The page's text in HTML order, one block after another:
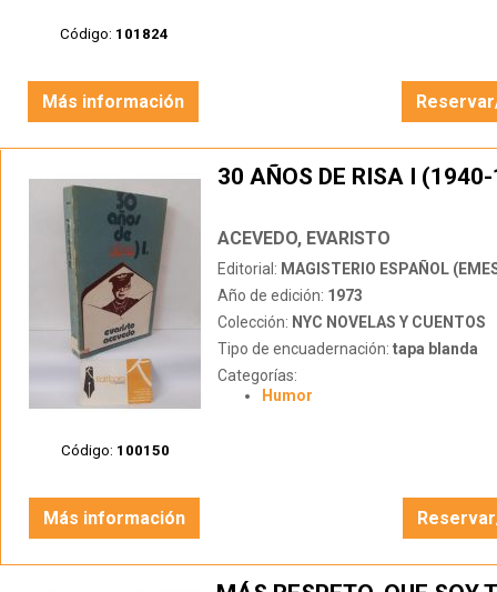
Código: 101824
Más información
Código: 100150
30 AÑOS DE RISA I
ACEVEDO, EVARISTO
Editorial: MAGISTERIO ESPAÑOL
Año de edición: 1973
Colección: NYC NOVELAS Y CUENTOS
Tipo de encuadernación: tapa blanda
Categorías:
Humor
Más información